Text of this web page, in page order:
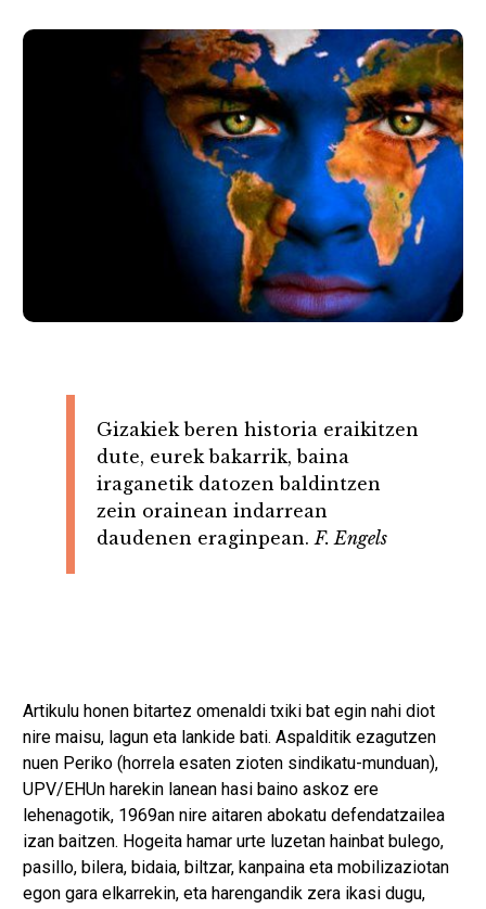
Gizakiek beren historia eraikitzen
dute, eurek bakarrik, baina
iraganetik datozen baldintzen
zein orainean indarrean
daudenen eraginpean. F. Engels
Artikulu honen bitartez omenaldi txiki bat egin nahi diot
nire maisu, lagun eta lankide bati. Aspalditik ezagutzen
nuen Periko (horrela esaten zioten sindikatu-munduan),
UPV/EHUn harekin lanean hasi baino askoz ere
lehenagotik, 1969an nire aitaren abokatu defendatzailea
izan baitzen. Hogeita hamar urte luzetan hainbat bulego,
pasillo, bilera, bidaia, biltzar, kanpaina eta mobilizaziotan
egon gara elkarrekin, eta harengandik zera ikasi dugu,